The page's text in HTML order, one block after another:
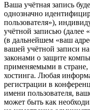
Ваша учётная запись
однозначно
пользователя»),
учётной записью (далее
(в дальнейшем «ваш
вашей учётной записи
законами о защите
применяемыми в
хостинга. Любая
регистрации в
имени пользователя,
может быть как